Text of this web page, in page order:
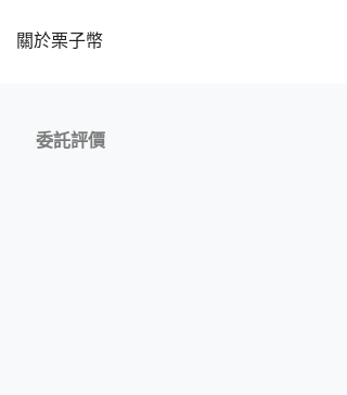
關於栗子幣
委託評價